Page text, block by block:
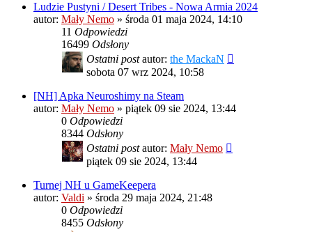
Ludzie Pustyni / Desert Tribes - Nowa Armia 2024
autor: Mały Nemo » środa 01 maja 2024, 14:10
11 Odpowiedzi
16499 Odsłony
Ostatni postautor: the MackaN
sobota 07 wrz 2024, 10:58
[NH] Apka Neuroshimy na Steam
autor: Mały Nemo » piątek 09 sie 2024, 13:44
0 Odpowiedzi
8344 Odsłony
Ostatni postautor: Mały Nemo
piątek 09 sie 2024, 13:44
Turnej NH u GameKeepera
autor: Valdi » środa 29 maja 2024, 21:48
0 Odpowiedzi
8455 Odsłony